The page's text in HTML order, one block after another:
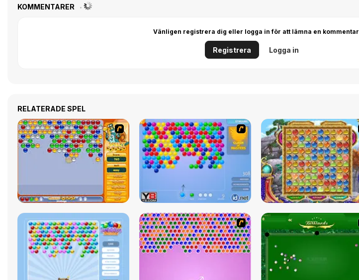
KOMMENTARER
Vänligen registrera dig eller logga in för att lämna en kommentar
Registrera Logga in
RELATERADE SPEL